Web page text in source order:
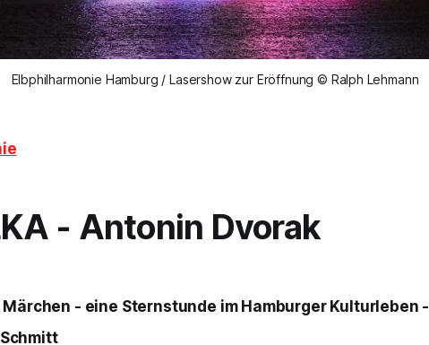
Elbphilharmonie Hamburg / Lasershow zur Eröffnung © Ralph Lehmann
- Antonin Dvorak
- eine Sternstunde im Hamburger Kulturleben -